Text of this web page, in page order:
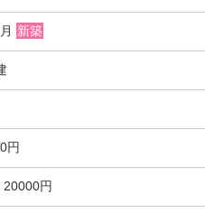
新築
円
20000円